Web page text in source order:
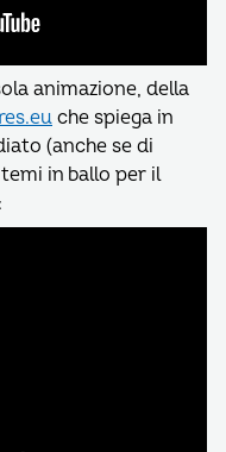
animazione, della
che spiega in
(anche se di
in ballo per il